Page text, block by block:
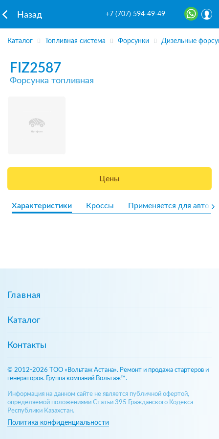
Назад +7 (707) 594-49-49
Каталог Топливная система Форсунки Дизельные
FIZ2587
Форсунка топливная
Цены
Характеристики Кроссы Применяется для авто
Главная
Каталог
Контакты
© 2012-2026 ТОО «Вольтаж Астана». Ремонт и продажа стартеров и
генераторов. Группа компаний Вольтаж™.
Информация на данном сайте не является публичной офертой,
определяемой положениями Статьи 395 Гражданского Кодекса
Республики Казахстан.
Политика конфиденциальности